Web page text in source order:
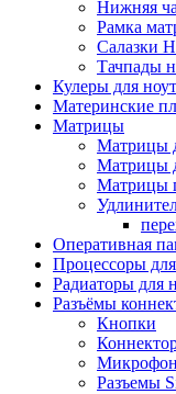
Нижняя
Рамка
Салазки
Тачпады
Кулеры для
Материнские
Матрицы
Матрицы
Матрицы
Матрицы
Оперативная
Процессоры
Радиаторы для
Разъёмы
Кнопки
Разъемы